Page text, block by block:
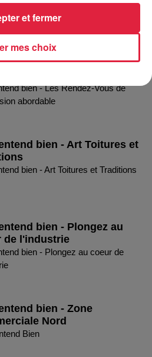
bien - la Ligue contre le Cancer
Rhin
bien - Les Rendez-
bien - Les Rendez-Vous de
abordable
bien - Art Toitures et
bien - Art Toitures et Traditions
bien - Plongez au
de l'industrie
bien - Plongez au coeur de
bien - Zone
Nord
Bien
mes choix
et fermer